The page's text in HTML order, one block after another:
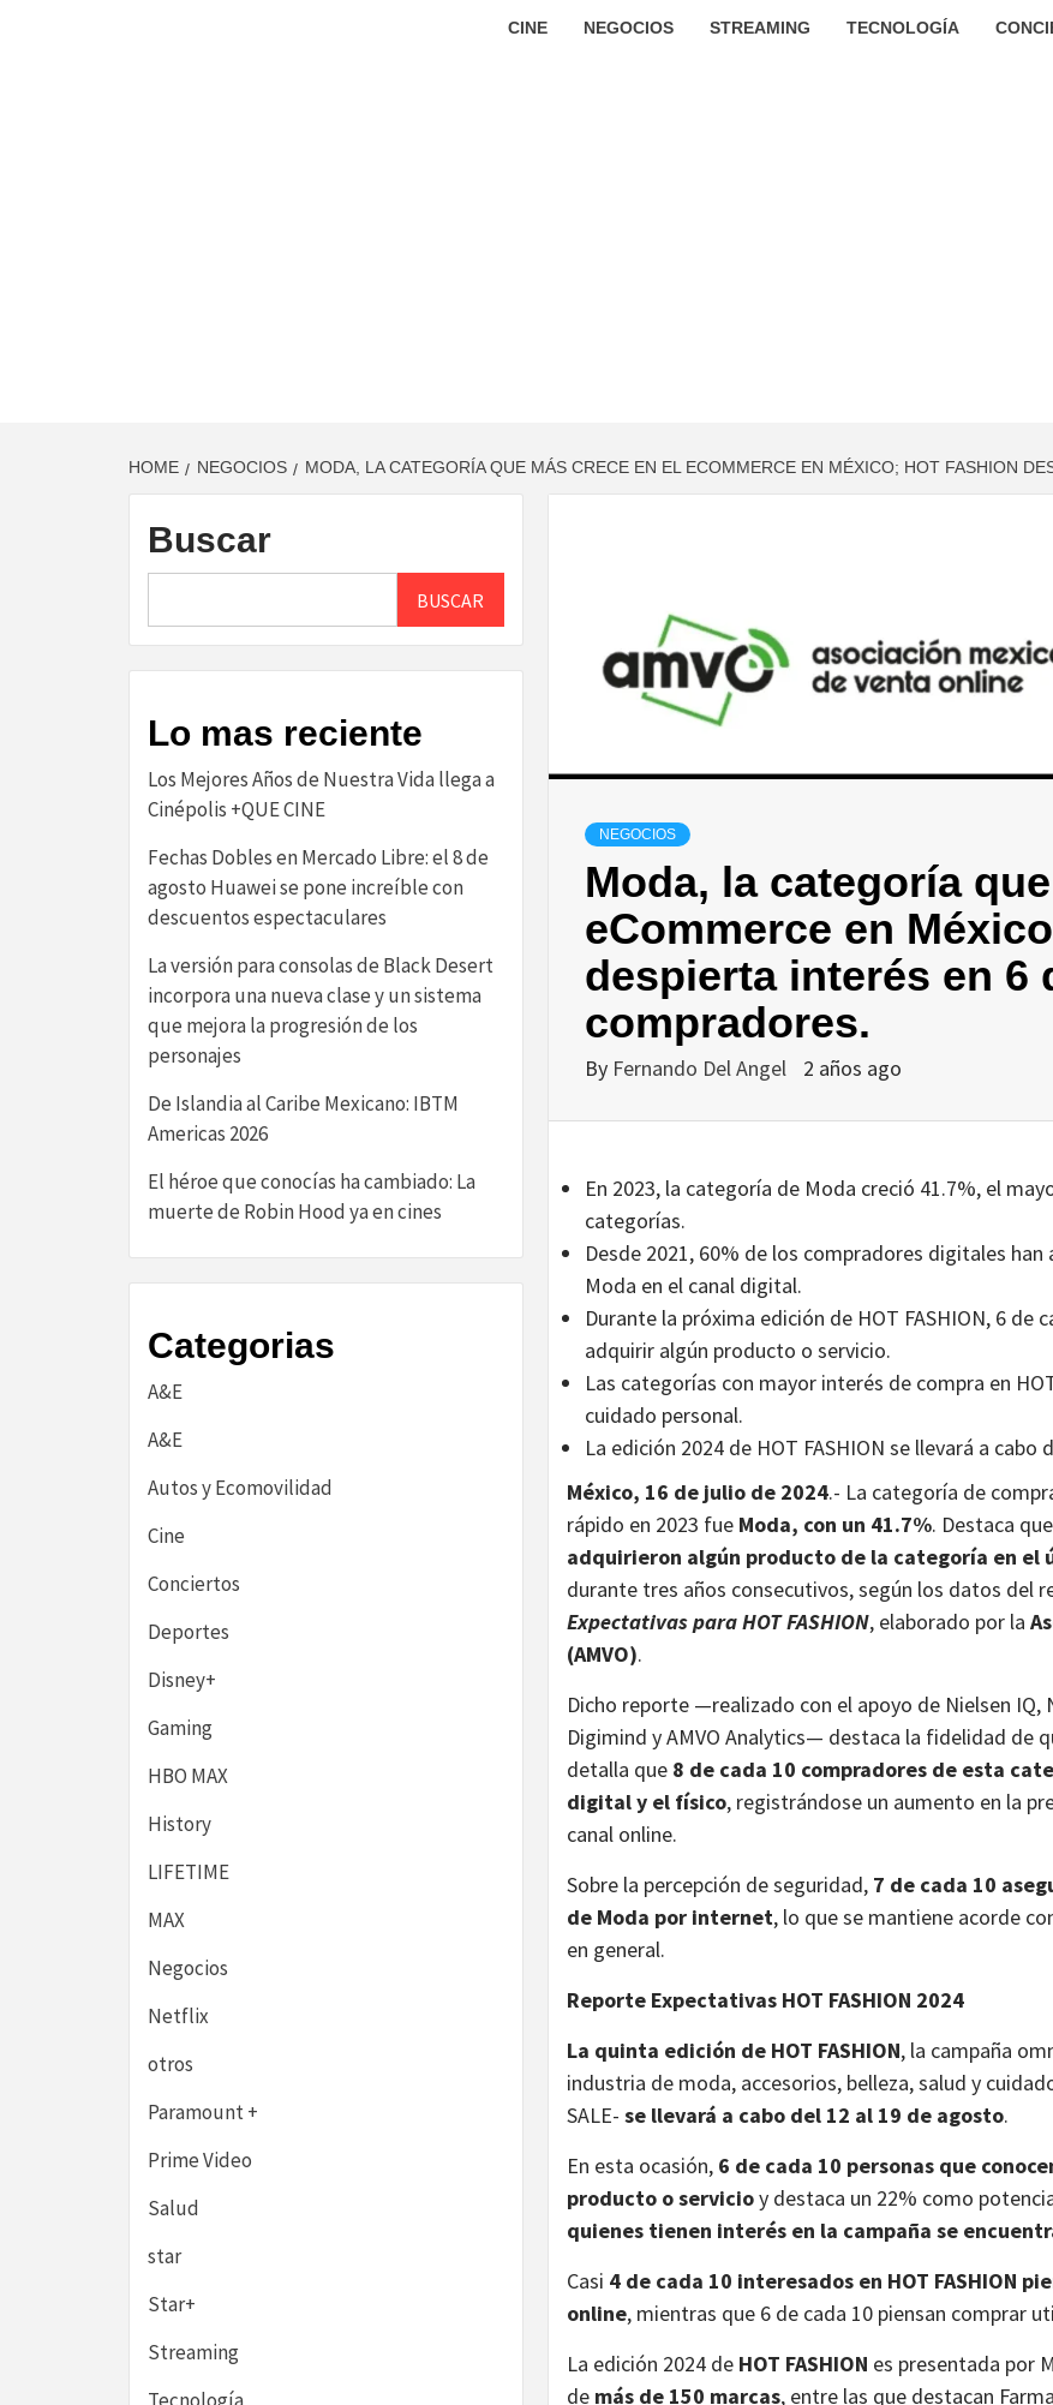
CINE NEGOCIOS STREAMING TECNOLOGÍA
HOME NEGOCIOS MODA, LA CATEGORÍA QUE MÁS CRECE EN EL ECOMMERCE EN MÉXICO; HOT FASHION
NEGOCIOS
Moda, la categoría
eCommerce en
despierta interés en 6
compradores.
By Fernando Del Angel 2 años ago
En 2023, la categoría de Moda creció 41.7%, el
categorías.
Desde 2021, 60% de los compradores digitales
Moda en el canal digital.
Durante la próxima edición de HOT FASHION, 6 de
adquirir algún producto o servicio.
Las categorías con mayor interés de compra en
cuidado personal.
La edición 2024 de HOT FASHION se llevará a cabo
México, 16 de julio de 2024.- La categoría de
rápido en 2023 fue Moda, con un 41.7%. Destaca que
adquirieron algún producto de la categoría en el
durante tres años consecutivos, según los datos del
Expectativas para HOT FASHION, elaborado por la
(AMVO).
Dicho reporte —realizado con el apoyo de Nielsen
Digimind y AMVO Analytics— destaca la fidelidad de
detalla que 8 de cada 10 compradores de esta
digital y el físico, registrándose un aumento en la
canal online.
Sobre la percepción de seguridad, 7 de cada 10
de Moda por internet, lo que se mantiene acorde
en general.
Reporte Expectativas HOT FASHION 2024
La quinta edición de HOT FASHION, la campaña
industria de moda, accesorios, belleza, salud y
SALE- se llevará a cabo del 12 al 19 de agosto.
En esta ocasión, 6 de cada 10 personas que
producto o servicioy destaca un 22% como
quienes tienen interés en la campaña se
Casi 4 de cada 10 interesados en HOT FASHION
online, mientras que 6 de cada 10 piensan comprar
La edición 2024 de HOT FASHION es presentada por
de más de 150 marcas, entre las que destacan
Buscar
BUSCAR
Lo mas reciente
Los Mejores Años de Nuestra Vida llega a
Cinépolis +QUE CINE
Fechas Dobles en Mercado Libre: el 8 de
agosto Huawei se pone increíble con
descuentos espectaculares
La versión para consolas de Black Desert
incorpora una nueva clase y un sistema
que mejora la progresión de los
personajes
De Islandia al Caribe Mexicano: IBTM
Americas 2026
El héroe que conocías ha cambiado: La
muerte de Robin Hood ya en cines
Categorias
A&E
A&E
Autos y Ecomovilidad
Cine
Conciertos
Deportes
Disney+
Gaming
HBO MAX
History
LIFETIME
MAX
Negocios
Netflix
otros
Paramount +
Prime Video
Salud
star
Star+
Streaming